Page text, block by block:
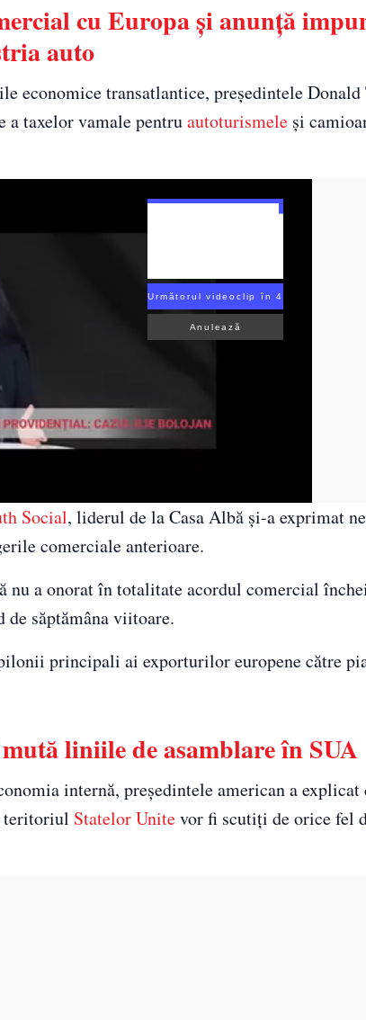
cu Europa și anunță
auto
economice transatlantice, președintele Donald
a taxelor vamale pentruautoturismele și
Următorul videoclip în 3
Social, liderul de la Casa Albă și-a exprimat
comerciale anterioare.
nu a onorat în totalitate acordul comercial
de săptămâna viitoare.
principali ai exporturilor europene către
liniile de asamblare în SUA
internă, președintele american a explicat
teritoriul Statelor Unitevor fi scutiți de orice fel